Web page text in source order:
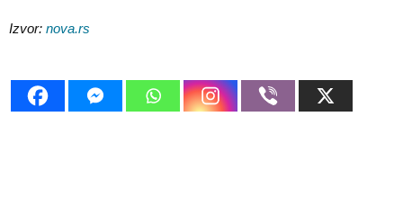
Izvor: nova.rs